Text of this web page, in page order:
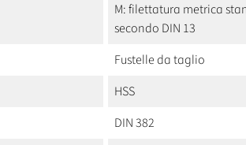
M: filettatura metrica
secondo DIN 13
Fustelle da taglio
HSS
DIN 382